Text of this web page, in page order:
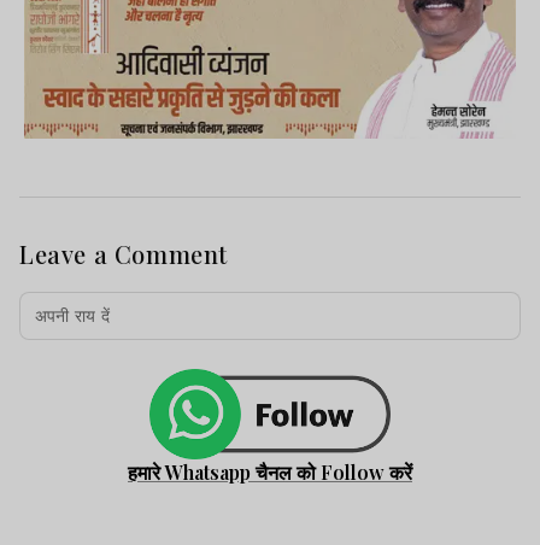
Leave a Comment
हमारे Whatsapp चैनल को Follow करें